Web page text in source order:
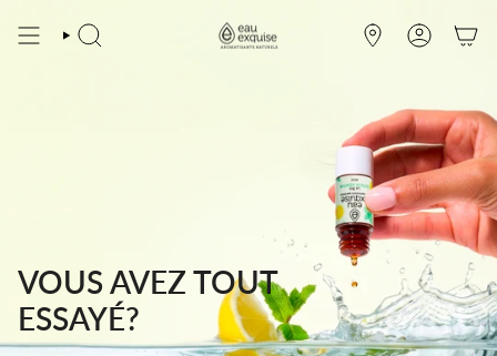
contenu
RECHERCHE
OÙ
COMPTE
VOUS AVEZ TOUT
ESSAYÉ?